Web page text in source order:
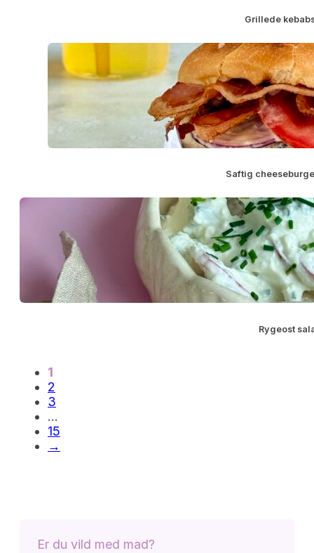
Grillede
Saftig
Rygeost
1
2
3
…
15
→
Er du vild med mad?